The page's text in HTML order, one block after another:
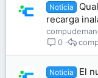
Noticia
recarga
0
Noticia El